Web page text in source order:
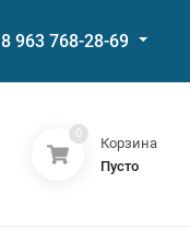
8 963 768-28-69
0
Корзина
Пусто